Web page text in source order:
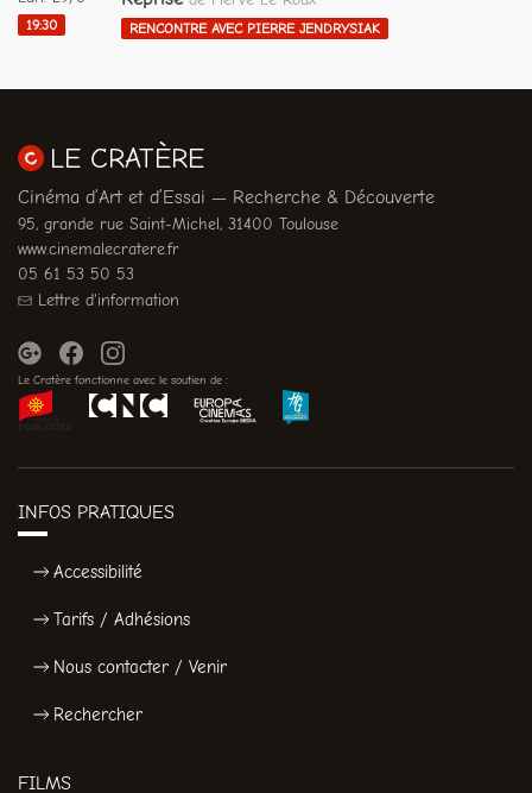
19:30 RENCONTRE AVEC PIERRE JENDRYSIAK
LE CRATÈRE
Cinéma d’Art et d’Essai — Recherche & Découverte
95, grande rue Saint-Michel, 31400 Toulouse
www.cinemalecratere.fr
05 61 53 50 53
Lettre d'information
Le Cratère fonctionne avec le soutien de :
INFOS PRATIQUES
Accessibilité
Tarifs / Adhésions
Nous contacter / Venir
Rechercher
FILMS